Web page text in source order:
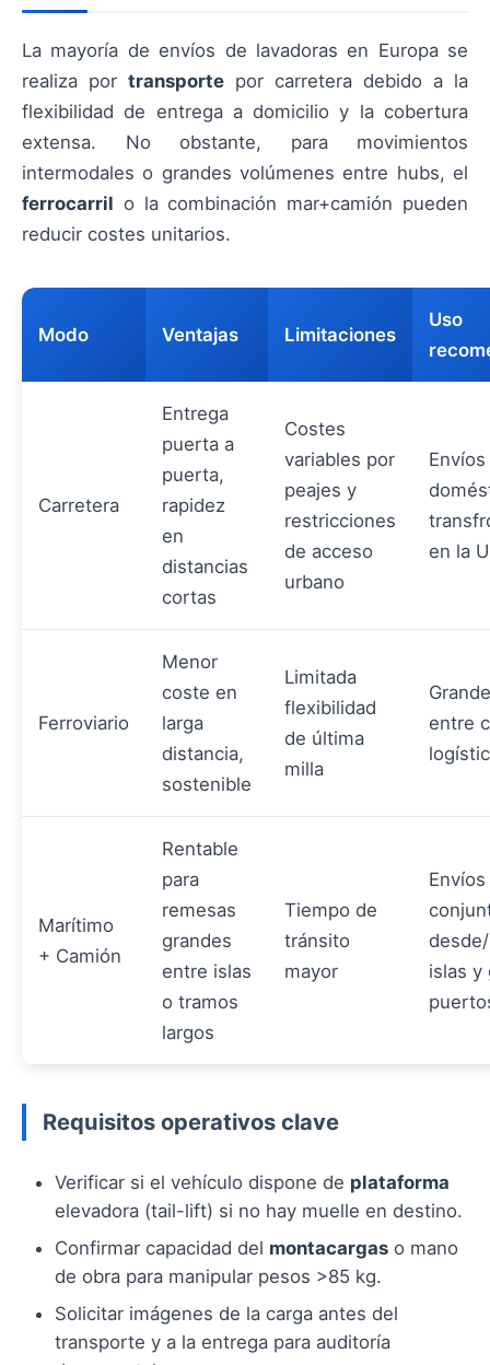
La mayoría de envíos de lavadoras en Europa se
realiza por transporte por carretera debido a la
flexibilidad de entrega a domicilio y la cobertura
extensa. No obstante, para movimientos
intermodales o grandes volúmenes entre hubs, el
ferrocarril o la combinación mar+camión pueden
reducir costes unitarios.
Modo Ventajas Limitaciones
Uso
Carretera
Entrega
puerta a
puerta,
rapidez
en
distancias
cortas
Costes
variables por
peajes y
restricciones
de acceso
urbano
Envíos
en la
Ferroviario
Menor
coste en
larga
distancia,
sostenible
Limitada
flexibilidad
de última
milla
entre
Marítimo
+ Camión
Rentable
para
remesas
grandes
entre islas
o tramos
largos
Tiempo de
tránsito
mayor
Envíos
islas y
Requisitos operativos clave
Verificar si el vehículo dispone de plataforma
elevadora (tail-lift) si no hay muelle en destino.
Confirmar capacidad del montacargas o mano
de obra para manipular pesos >85 kg.
Solicitar imágenes de la carga antes del
transporte y a la entrega para auditoría